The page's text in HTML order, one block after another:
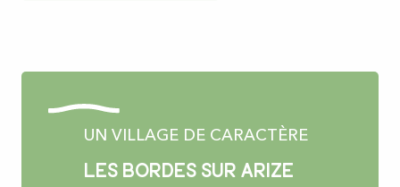
UN VILLAGE DE CARACTÈRE
Les Bordes sur Arize